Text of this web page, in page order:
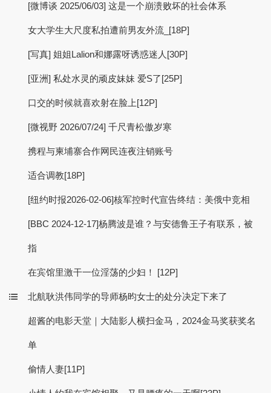
[微博谈 2025/06/03] 这是一个崩溃败坏的社会体系
女大学生大尺度私拍遭前男友外流_[18P]
[写真] 姐姐Lalion和娜露呀诱惑迷人[30P]
[亚洲] 私处水灵的顽皮妹妹 爱S了[25P]
口交的时候就喜欢射在脸上[12P]
[微视野 2026/07/24] 千尺青松傲岁寒
携程与柬埔寨合作网民连夜注销账号
适合调教[18P]
[纽约时报2026-02-06]核军控时代宣告终结：美俄中竞相
[BBC 2024-12-17]杨腾波是谁？与安德鲁王子有联系，被
指
在宾馆里激干一位淫荡的少妇！ [12P]
北航耿洪伟同学的导师杨昀女士的处分决定下来了
超酱的电影天堂｜大陆影人横扫金马，2024金马奖获奖名
单
偷情人妻[11P]